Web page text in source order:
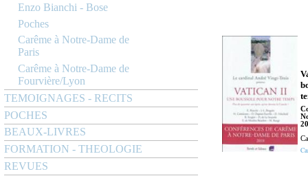
Enzo Bianchi - Bose
Poches
Carême à Notre-Dame de
Paris
Carême à Notre-Dame de
Fourvière/Lyon
TEMOIGNAGES - RECITS
POCHES
BEAUX-LIVRES
FORMATION - THEOLOGIE
REVUES